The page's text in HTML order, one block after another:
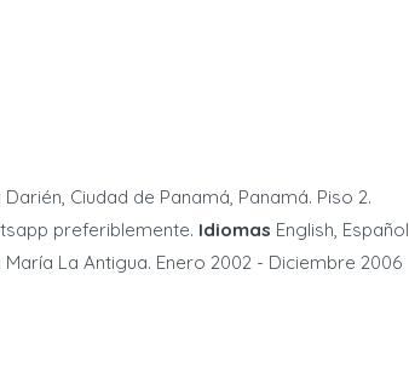
Ciudad de Panamá, Panamá. Piso 2.
preferiblemente. Idiomas English, Español
La Antigua. Enero 2002 - Diciembre 2006